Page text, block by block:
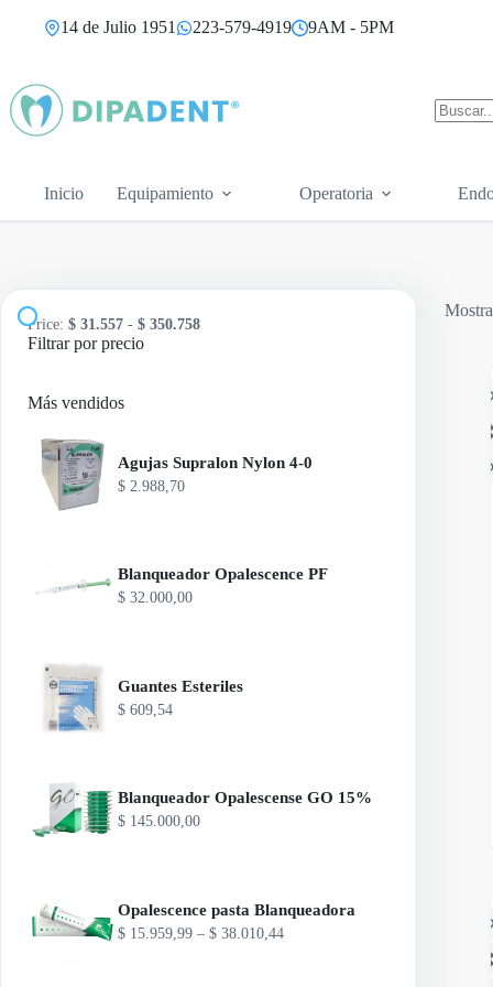
14 de Julio 1951 223-579-4919 9AM - 5PM
Inicio Equipamiento Operatoria
Price: $ 31.557 - $ 350.758
Filtrar por precio
Más vendidos
Agujas Supralon Nylon 4-0
$ 2.988,70
Blanqueador Opalescence PF
$ 32.000,00
Guantes Esteriles
$ 609,54
Blanqueador Opalescense GO 15%
$ 145.000,00
Opalescence pasta Blanqueadora
$ 15.959,99 – $ 38.010,44R